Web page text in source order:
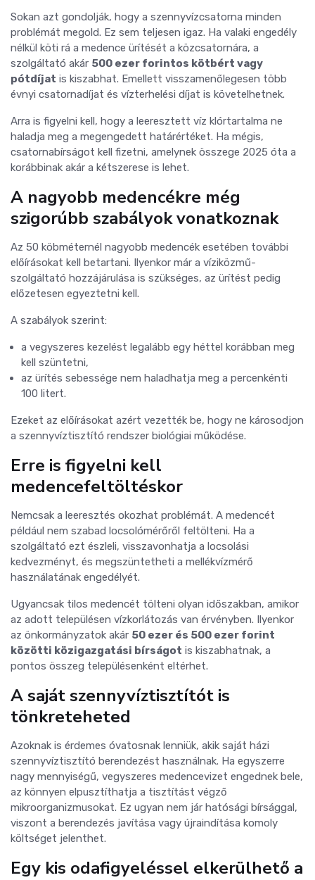
Sokan azt gondolják, hogy a szennyvízcsatorna minden
problémát megold. Ez sem teljesen igaz. Ha valaki engedély
nélkül köti rá a medence ürítését a közcsatornára, a
szolgáltató akár 500 ezer forintos kötbért vagy
pótdíjat is kiszabhat. Emellett visszamenőlegesen több
évnyi csatornadíjat és vízterhelési díjat is követelhetnek.
Arra is figyelni kell, hogy a leeresztett víz klórtartalma ne
haladja meg a megengedett határértéket. Ha mégis,
csatornabírságot kell fizetni, amelynek összege 2025 óta a
korábbinak akár a kétszerese is lehet.
A nagyobb medencékre még
szigorúbb szabályok vonatkoznak
Az 50 köbméternél nagyobb medencék esetében további
előírásokat kell betartani. Ilyenkor már a víziközmű-
szolgáltató hozzájárulása is szükséges, az ürítést pedig
előzetesen egyeztetni kell.
A szabályok szerint:
a vegyszeres kezelést legalább egy héttel korábban meg
kell szüntetni,
az ürítés sebessége nem haladhatja meg a percenkénti
100 litert.
Ezeket az előírásokat azért vezették be, hogy ne károsodjon
a szennyvíztisztító rendszer biológiai működése.
Erre is figyelni kell
medencefeltöltéskor
Nemcsak a leeresztés okozhat problémát. A medencét
például nem szabad locsolómérőről feltölteni. Ha a
szolgáltató ezt észleli, visszavonhatja a locsolási
kedvezményt, és megszüntetheti a mellékvízmérő
használatának engedélyét.
Ugyancsak tilos medencét tölteni olyan időszakban, amikor
az adott településen vízkorlátozás van érvényben. Ilyenkor
az önkormányzatok akár 50 ezer és 500 ezer forint
közötti közigazgatási bírságot is kiszabhatnak, a
pontos összeg településenként eltérhet.
A saját szennyvíztisztítót is
tönkreteheted
Azoknak is érdemes óvatosnak lenniük, akik saját házi
szennyvíztisztító berendezést használnak. Ha egyszerre
nagy mennyiségű, vegyszeres medencevizet engednek bele,
az könnyen elpusztíthatja a tisztítást végző
mikroorganizmusokat. Ez ugyan nem jár hatósági bírsággal,
viszont a berendezés javítása vagy újraindítása komoly
költséget jelenthet.
Egy kis odafigyeléssel elkerülhető a